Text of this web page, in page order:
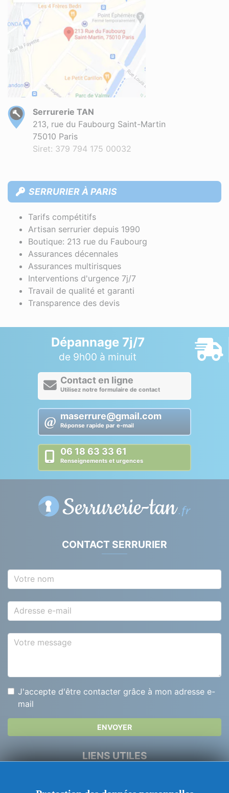
Serrurerie TAN
213, rue du Faubourg Saint-Martin
75010 Paris
Siret: 379 794 175 00032
SERRURIER À PARIS
Tarifs compétitifs
Artisan serrurier depuis 1990
Boutique: 213 rue du Faubourg
Assurances décennales
Assurances multirisques
Interventions d'urgence 7j/7
Travail de qualité et garanti
Transparence des devis
Dépannage 7j/7
de 9h00 à minuit
Contact en ligne
Utilisez notre formulaire de contact
maserrure@gmail.com
Réponse rapide par e-mail
06 18 63 33 61
Renseignements et urgences
CONTACT SERRURIER
Votre nom
Adresse e-mail
Votre message
J'accepte d'être contacter grâce à mon adresse e-
mail
ENVOYER
LIENS UTILES